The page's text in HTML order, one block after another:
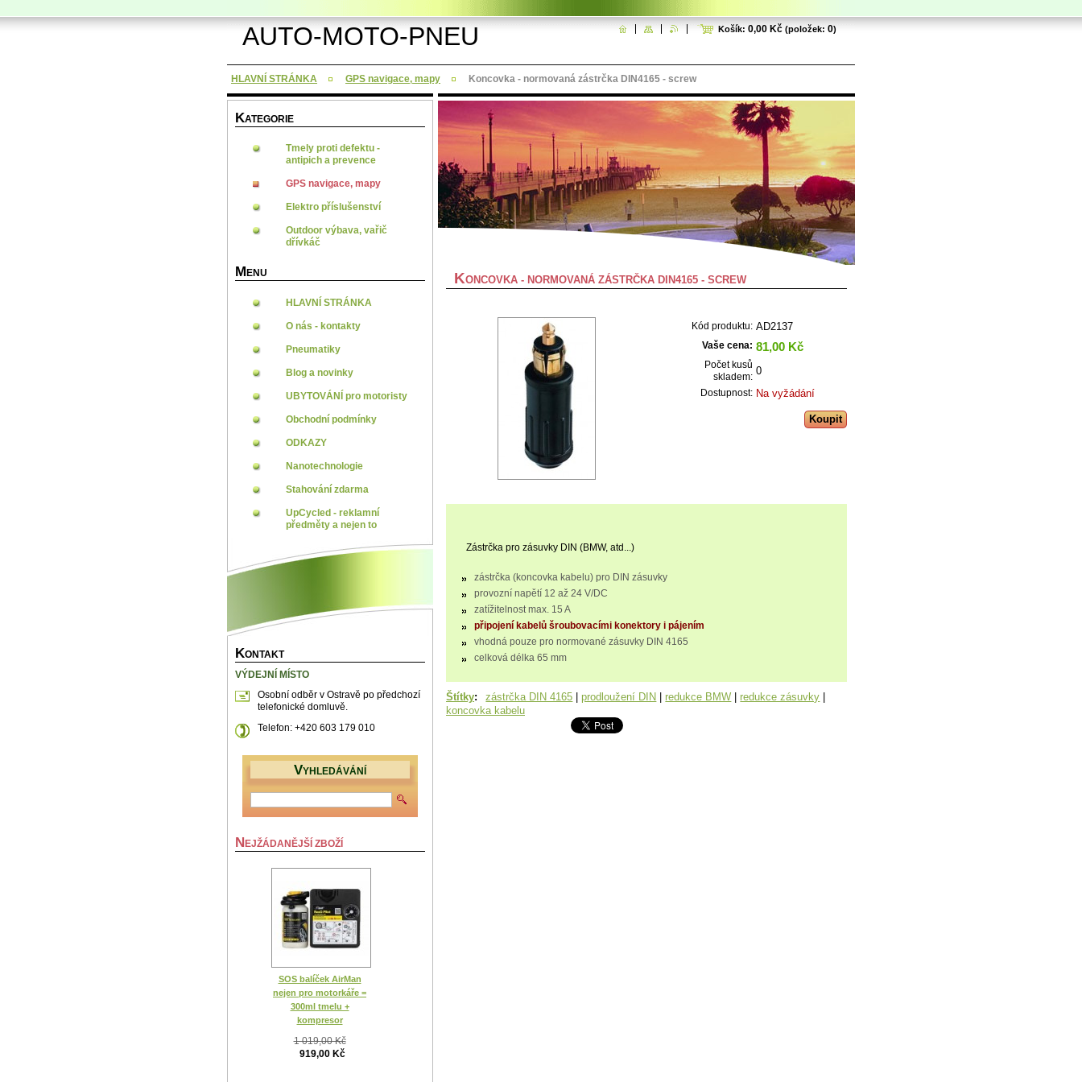
AUTO-MOTO-PNEU Košík: 0,00 Kč (položek: 0)
HLAVNÍ STRÁNKA GPS navigace, mapy Koncovka - normovaná zástrčka DIN4165 - screw
KONCOVKA - NORMOVANÁ ZÁSTRČKA DIN4165 - SCREW
Kód produktu: AD2137
Vaše cena: 81,00 Kč
Počet kusů
skladem: 0
Dostupnost: Na vyžádání
Zástrčka pro zásuvky DIN (BMW, atd...)
zástrčka (koncovka kabelu) pro DIN zásuvky
provozní napětí 12 až 24 V/DC
zatížitelnost max. 15 A
připojení kabelů šroubovacími konektory i pájením
vhodná pouze pro normované zásuvky DIN 4165
celková délka 65 mm
Štítky: zástrčka DIN 4165 prodloužení DIN redukce BMW redukce zásuvky
koncovka kabelu
KATEGORIE
Tmely proti defektu -
antipich a prevence
GPS navigace, mapy
Elektro příslušenství
Outdoor výbava, vařič
dřívkáč
M ENU
HLAVNÍ STRÁNKA
O nás - kontakty
Pneumatiky
Blog a novinky
UBYTOVÁNÍ pro motoristy
Obchodní podmínky
ODKAZY
Nanotechnologie
Stahování zdarma
UpCycled - reklamní
předměty a nejen to
KONTAKT
VÝDEJNÍ MÍSTO
Osobní odběr v Ostravě po předchozí
telefonické domluvě.
Telefon: +420 603 179 010
VYHLEDÁVÁNÍ
N EJŽÁDANĚJŠÍ ZBOŽÍ
SOS balíček AirMan
nejen pro motorkáře =
300ml tmelu +
kompresor
1 019,00 Kč
919,00 Kč